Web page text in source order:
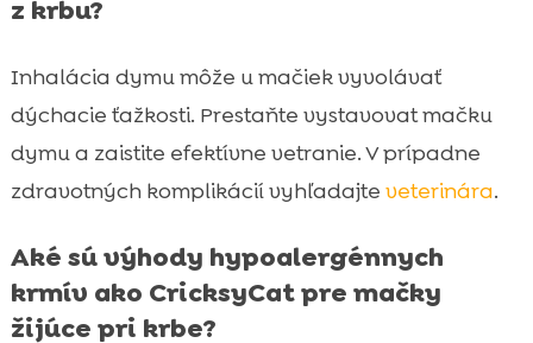
z krbu?
Inhalácia dymu môže u mačiek vyvolávať
dýchacie ťažkosti. Prestaňte vystavovat mačku
dymu a zaistite efektívne vetranie. V prípadne
zdravotných komplikácií vyhľadajte veterinára.
Aké sú výhody hypoalergénnych
krmív ako CricksyCat pre mačky
žijúce pri krbe?